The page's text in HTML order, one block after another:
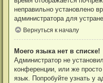
неправильно установлено
администратора для
Вернуться к началу
Моего языка нет в списке!
Администратор не
конференции, или же
язык. Попробуйте узнать у